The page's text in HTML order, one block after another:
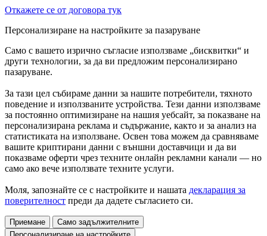
Откажете се от договора тук
Персонализиране на настройките за пазаруване
Само с вашето изрично съгласие използваме „бисквитки“ и
други технологии, за да ви предложим персонализирано
пазаруване.
За тази цел събираме данни за нашите потребители, тяхното
поведение и използваните устройства. Тези данни използваме
за постоянно оптимизиране на нашия уебсайт, за показване на
персонализирана реклама и съдържание, както и за анализ на
статистиката на използване. Освен това можем да сравняваме
вашите криптирани данни с външни доставчици и да ви
показваме оферти чрез техните онлайн рекламни канали — но
само ако вече използвате техните услуги.
Моля, запознайте се с настройките и нашата декларация за
поверителност преди да дадете съгласието си.
Приемане
Само задължителните